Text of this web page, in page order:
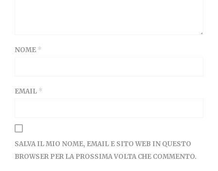
NOME *
EMAIL *
SALVA IL MIO NOME, EMAIL E SITO WEB IN QUESTO
BROWSER PER LA PROSSIMA VOLTA CHE COMMENTO.